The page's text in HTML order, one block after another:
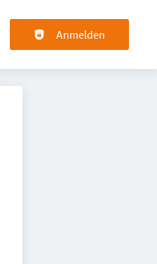
Anmelden